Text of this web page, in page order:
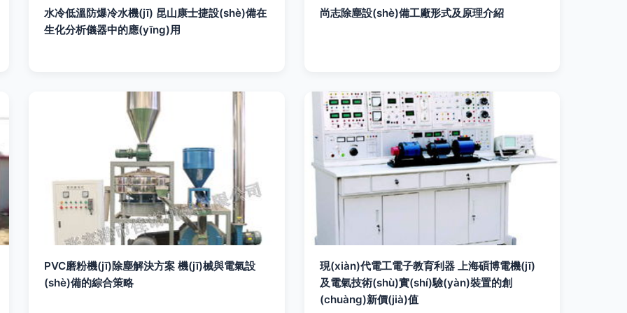
水冷低溫防爆冷水機(jī) 昆山康士捷設(shè)備在
生化分析儀器中的應(yīng)用
尚志除塵設(shè)備工廠形式及原理介紹
PVC磨粉機(jī)除塵解決方案 機(jī)械與電氣設
(shè)備的綜合策略
現(xiàn)代電工電子教育利器 上海碩博電機(jī)
及電氣技術(shù)實(shí)驗(yàn)裝置的創
(chuàng)新價(jià)值